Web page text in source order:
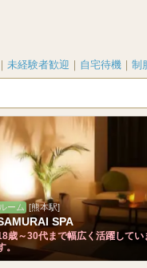
｜ 未経験者歓迎 ｜ 自宅待機 ｜ 制
ルーム [熊本駅]
SPA
歳～30代まで幅広く活躍してい
。